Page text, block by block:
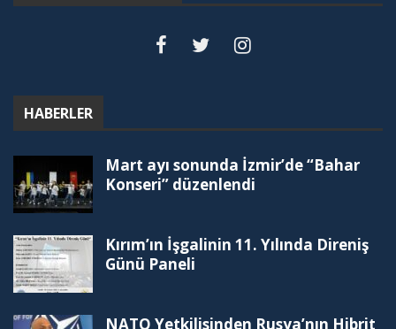
HABERLER
Mart ayı sonunda İzmir’de “Bahar
Konseri” düzenlendi
Kırım’ın İşgalinin 11. Yılında Direniş
Günü Paneli
NATO Yetkilisinden Rusya’nın Hibrit